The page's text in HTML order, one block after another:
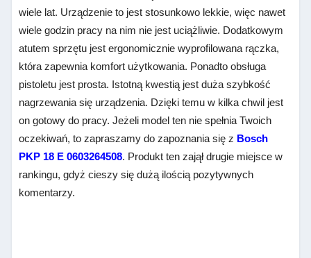
wiele lat. Urządzenie to jest stosunkowo lekkie, więc nawet
wiele godzin pracy na nim nie jest uciążliwie. Dodatkowym
atutem sprzętu jest ergonomicznie wyprofilowana rączka,
która zapewnia komfort użytkowania. Ponadto obsługa
pistoletu jest prosta. Istotną kwestią jest duża szybkość
nagrzewania się urządzenia. Dzięki temu w kilka chwil jest
on gotowy do pracy. Jeżeli model ten nie spełnia Twoich
oczekiwań, to zapraszamy do zapoznania się z Bosch
PKP 18 E 0603264508. Produkt ten zajął drugie miejsce w
rankingu, gdyż cieszy się dużą ilością pozytywnych
komentarzy.